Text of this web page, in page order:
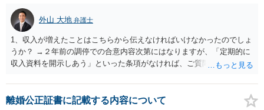
外山 大地 弁護士
1、収入が増えたことはこちらから伝えなければいけなかったのでしょ
うか？ →２年前の調停での合意内容次第にはなりますが、「定期的に
収入資料を開示しあう」といった条項がなければ、ご質問者様から相
合意した場合も収入証明で算定表通りに決まりますでしょうか？ →算
定表は一つの目安に過ぎませんので、合意した希望額が算定表で算出
離婚公正証書に記載する内容について